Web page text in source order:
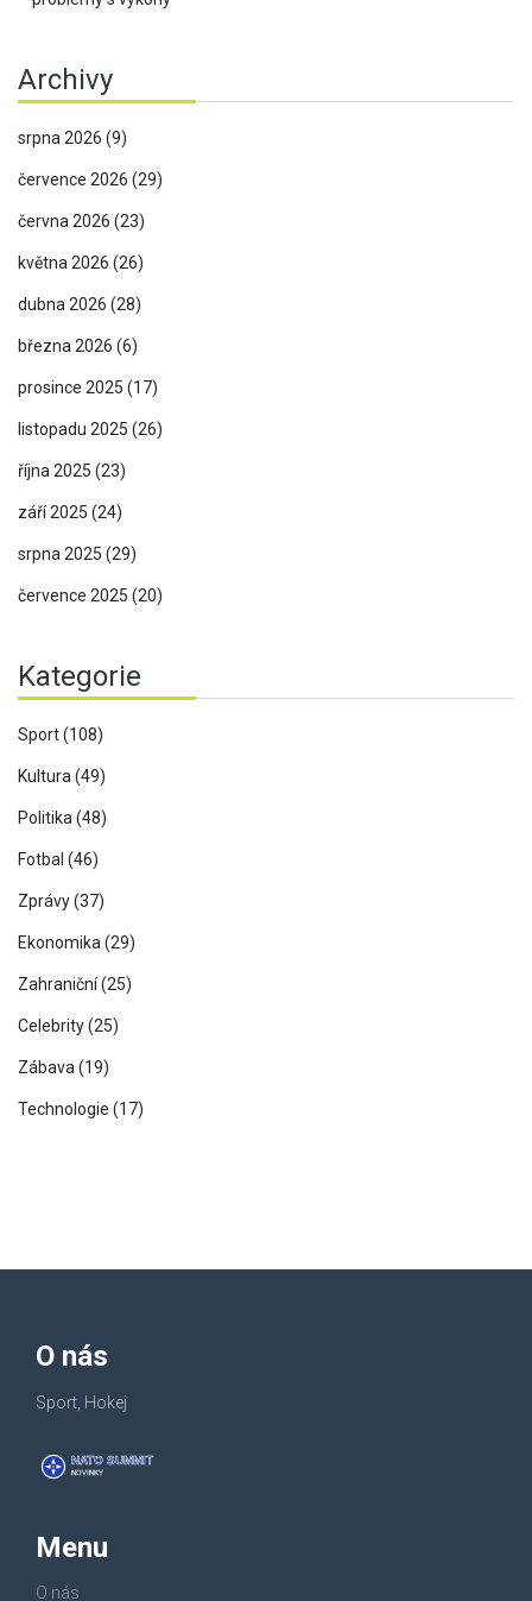
Archivy
srpna 2026 (9)
července 2026 (29)
června 2026 (23)
května 2026 (26)
dubna 2026 (28)
března 2026 (6)
prosince 2025 (17)
listopadu 2025 (26)
října 2025 (23)
září 2025 (24)
srpna 2025 (29)
července 2025 (20)
Kategorie
Sport(108)
Kultura (49)
Politika (48)
Fotbal (46)
Zprávy(37)
Ekonomika (29)
Zahraniční(25)
Celebrity(25)
Zábava (19)
Technologie (17)
O nás
Sport, Hokej
Menu
O nás